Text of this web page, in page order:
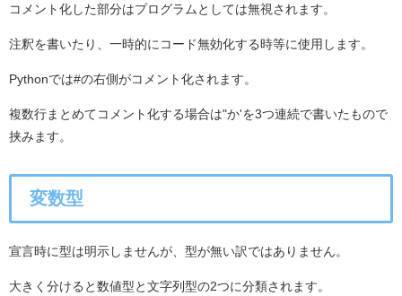
コメント化した部分はプログラムとしては無視されます。
注釈を書いたり、一時的にコード無効化する時等に使用します。
Pythonでは#の右側がコメント化されます。
複数行まとめてコメント化する場合は"か'を3つ連続で書いたもので
挟みます。
変数型
宣言時に型は明示しませんが、型が無い訳ではありません。
大きく分けると数値型と文字列型の2つに分類されます。